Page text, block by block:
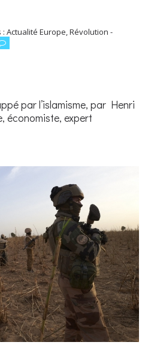
:Actualité Europe ,Révolution -
par l’islamisme, par Hen­ri
éco­no­miste, expert